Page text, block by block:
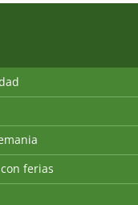
ferias